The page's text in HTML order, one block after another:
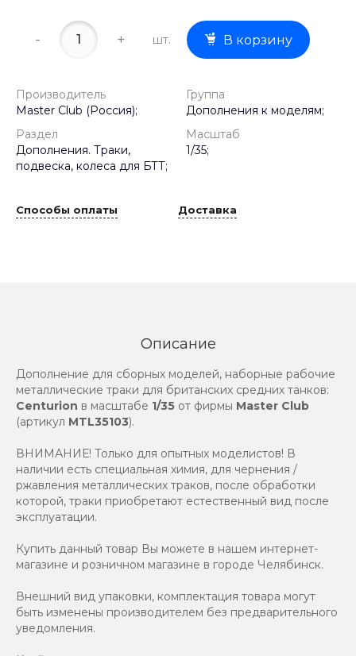
- + шт. В корзину
Производитель
Master Club (Россия);
Группа
Дополнения к моделям;
Раздел
Дополнения. Траки,
подвеска, колеса для БТТ;
Масштаб
1/35;
Способы оплаты Доставка
Описание
Дополнение для сборных моделей, наборные рабочие
металлические траки для британских средних танков:
Centurion в масштабе 1/35 от фирмы Master Club
(артикул MTL35103).
ВНИМАНИЕ! Только для опытных моделистов! В
наличии есть специальная химия, для чернения /
ржавления металлических траков, после обработки
которой, траки приобретают естественный вид после
эксплуатации.
Купить данный товар Вы можете в нашем интернет-
магазине и розничном магазине в городе Челябинск.
Внешний вид упаковки, комплектация товара могут
быть изменены производителем без предварительного
уведомления.